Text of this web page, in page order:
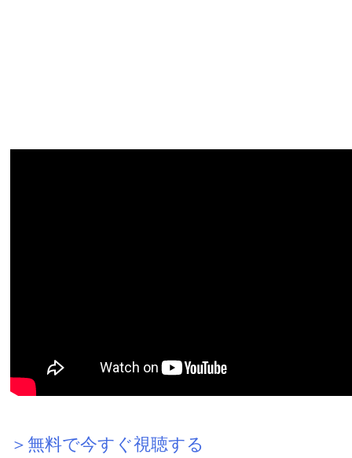
＞無料で今すぐ視聴する